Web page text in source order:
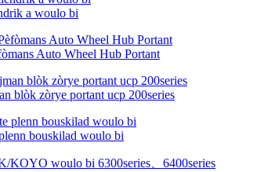
a woulo bi
Auto Wheel Hub Portant
blòk zòrye portant ucp 200series
bouskilad woulo bi